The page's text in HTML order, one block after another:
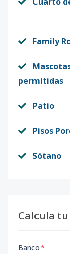
Family
permitidas
Patio
Pisos
Sótano
Calcula
Banco*